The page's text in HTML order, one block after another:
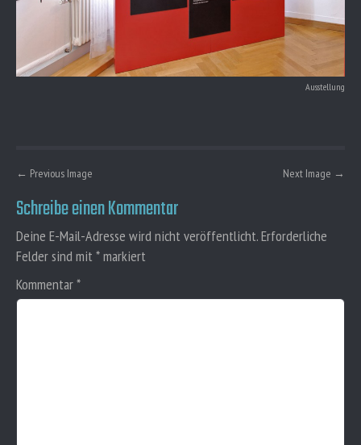
Ausstellung
P
o
s
t
n
a
v
i
g
← Previous Image Next Image →
Schreibe einen Kommentar
Deine E-Mail-Adresse wird nicht veröffentlicht.Erforderliche
Felder sind mit *markiert
Kommentar*